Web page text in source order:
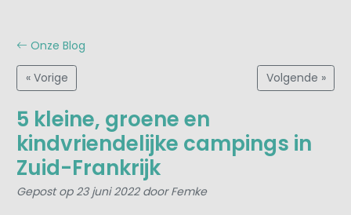
Onze Blog
« Vorige Volgende »
5 kleine, groene en
kindvriendelijke campings in
Zuid-Frankrijk
Gepost op 23 juni 2022 door Femke